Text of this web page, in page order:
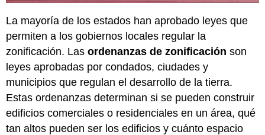
La mayoría de los estados han aprobado leyes que
permiten a los gobiernos locales regular la
zonificación. Lasordenanzas de zonificación son
leyes aprobadas por condados, ciudades y
municipios que regulan el desarrollo de la tierra.
Estas ordenanzas determinan si se pueden construir
edificios comerciales o residenciales en un área, qué
tan altos pueden ser los edificios y cuánto espacio